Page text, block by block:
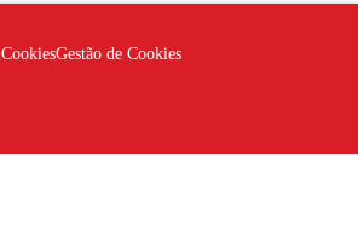
Gestão de Cookies